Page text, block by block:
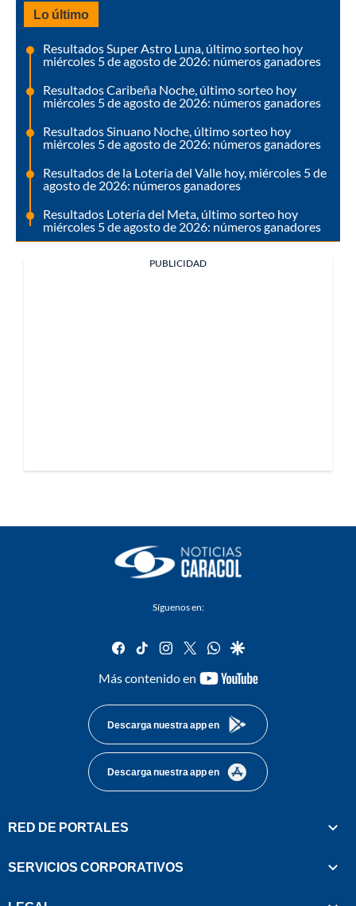
Lo último
Resultados Super Astro Luna, último sorteo hoy
miércoles 5 de agosto de 2026: números ganadores
Resultados Caribeña Noche, último sorteo hoy
miércoles 5 de agosto de 2026: números ganadores
Resultados Sinuano Noche, último sorteo hoy
miércoles 5 de agosto de 2026: números ganadores
Resultados de la Lotería del Valle hoy, miércoles 5 de
agosto de 2026: números ganadores
Resultados Lotería del Meta, último sorteo hoy
miércoles 5 de agosto de 2026: números ganadores
PUBLICIDAD
Síguenos en:
facebook
tiktok instagram
twitterwhatsapp
google
Más contenido en
youtube-
Descarga nuestra app en
Descarga nuestra app en
RED DE PORTALES
SERVICIOS CORPORATIVOS